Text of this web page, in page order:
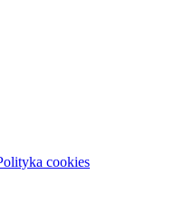
cookies